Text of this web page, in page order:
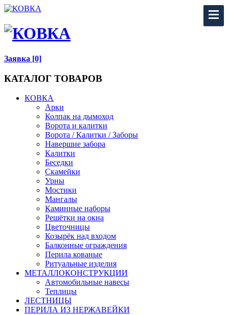
Заявка [0]
КАТАЛОГ ТОВАРОВ
КОВКА
Арки
Колпак на дымоход
Ворота и калитки
Ворота / Калитки / Заборы
Навершие забора
Калитки
Беседки
Скамейки
Урны
Мостики
Мангалы
Каминные наборы
Решётки на окна
Цветочницы
Козырёк над входом
Балконные ограждения
Перила кованые
Ритуальные изделия
МЕТАЛЛОКОНСТРУКЦИИ
Автомобильные навесы
Теплицы
ЛЕСТНИЦЫ
ПЕРИЛА ИЗ НЕРЖАВЕЙКИ